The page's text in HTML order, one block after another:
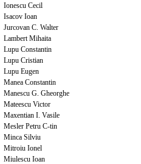
Ionescu Cecil
Isacov Ioan
Jurcovan C. Walter
Lambert Mihaita
Lupu Constantin
Lupu Cristian
Lupu Eugen
Manea Constantin
Manescu G. Gheorghe
Mateescu Victor
Maxentian I. Vasile
Mesler Petru C-tin
Minca Silviu
Mitroiu Ionel
Miulescu Ioan